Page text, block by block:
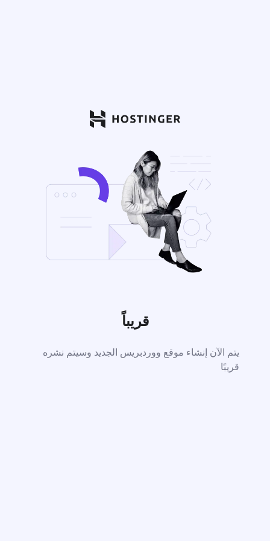
قريباً
يتم الآن إنشاء موقع ووردبريس الجديد وسيتم نشره
قريبًا